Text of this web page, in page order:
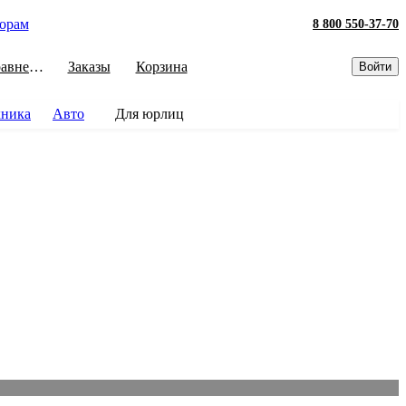
8 800 550-37-70
Сравнение Заказы Корзина Войти
Авто
Для юрлиц